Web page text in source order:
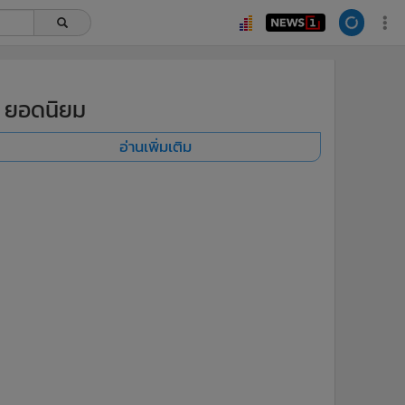
ยอดนิยม
อ่านเพิ่มเติม